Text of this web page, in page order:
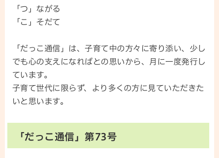
「つ」ながる
「こ」そだて
「だっこ通信」は、子育て中の方々に寄り添い、少し
でも心の支えになればとの思いから、月に一度発行し
ています。
子育て世代に限らず、より多くの方に見ていただきた
いと思います。
「だっこ通信」第73号